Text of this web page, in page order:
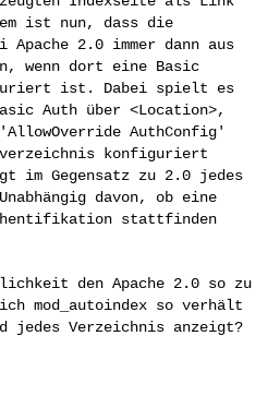
ist nun, dass die
Apache 2.0 immer dann aus
wenn dort eine Basic
ist. Dabei spielt es
Auth über <Location>,
AuthConfig'
konfiguriert
im Gegensatz zu 2.0 jedes
Unabhängig davon, ob eine
stattfinden
den Apache 2.0 so zu
mod_autoindex so verhält
jedesVerzeichnis anzeigt?